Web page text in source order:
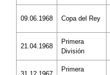
09.06.1968 Copa del Rey
21.04.1968
Primera
División
Primera